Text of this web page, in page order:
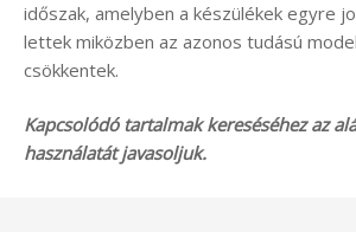
időszak, amelyben a készülékek egyre
lettek miközben az azonos tudású
csökkentek.
Kapcsolódó tartalmak kereséséhez az
használatát javasoljuk.